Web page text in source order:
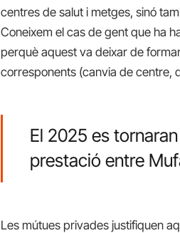
centres de salut i metges, sinó
Coneixem el cas de gent que ha
perquè aquest va deixar de
corresponents (canvia de centre,
El 2025 es
prestació entre
Les mútues privades justifiquen